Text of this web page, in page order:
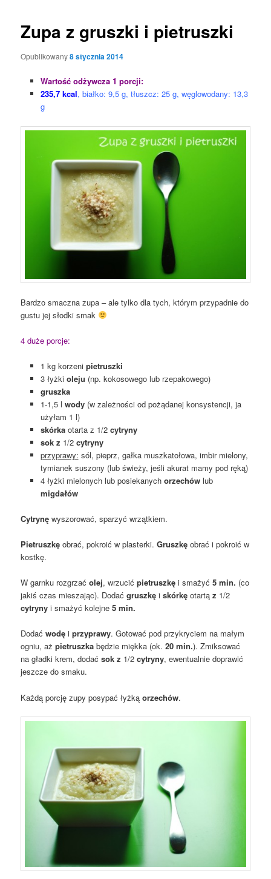
Zupa z gruszki i pietruszki
Opublikowany8 stycznia 2014
Wartość odżywcza 1 porcji:
235,7 kcal, białko: 9,5 g, tłuszcz: 25 g, węglowodany: 13,3
g
Bardzo smaczna zupa – ale tylko dla tych, którym przypadnie do
gustu jej słodki smak
4 duże porcje:
1 kg korzeni pietruszki
3 łyżki oleju (np. kokosowego lub rzepakowego)
gruszka
1-1,5 l wody(w zależności od pożądanej konsystencji, ja
użyłam 1 l)
skórkaotarta z 1/2cytryny
sok z 1/2cytryny
przyprawy: sól, pieprz, gałka muszkatołowa, imbir mielony,
tymianek suszony (lub świeży, jeśli akurat mamy pod ręką)
4 łyżki mielonych lub posiekanych orzechówlub
migdałów
Cytrynę wyszorować, sparzyć wrzątkiem.
Pietruszkę obrać, pokroić w plasterki.Gruszkę obrać i pokroić w
kostkę.
W garnku rozgrzaćolej, wrzucićpietruszkę i smażyć5 min. (co
jakiś czas mieszając). Dodaćgruszkę iskórkę otartąz 1/2
cytryny i smażyć kolejne 5 min.
Dodaćwodę iprzyprawy. Gotować pod przykryciem na małym
ogniu, ażpietruszka będzie miękka (ok.20 min.). Zmiksować
na gładki krem, dodaćsok z 1/2 cytryny, ewentualnie doprawić
jeszcze do smaku.
Każdą porcję zupy posypać łyżkąorzechów.